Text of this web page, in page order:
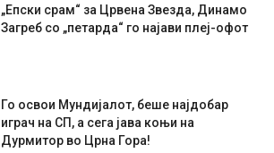
„Епски срам“ за Црвена Звезда, Динамо
Загреб со „петарда“ го најави плеј-офот
Го освои Мундијалот, беше најдобар
играч на СП, а сега јава коњи на
Дурмитор во Црна Гора!